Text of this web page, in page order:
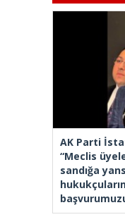
AK Parti
“Meclis
sandığa